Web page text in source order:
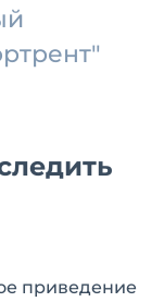
приведение